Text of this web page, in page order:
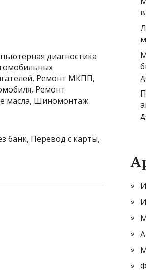
диагностика
Ремонт МКПП,
Ремонт
масла, Шиномонтаж
банк, Перевод с карты,